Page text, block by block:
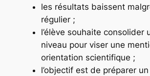
les résultats baissent
régulier ;
l’élève souhaite consolider
niveau pour viser une
orientation scientifique ;
l’objectif est de préparer